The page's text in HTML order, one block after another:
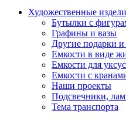
Художественные
Бутылки с
Графины и вазы
Другие подарки
Емкости в виде
Емкости для
Емкости с
Наши проекты
Подсвечники,
Тема транспорта